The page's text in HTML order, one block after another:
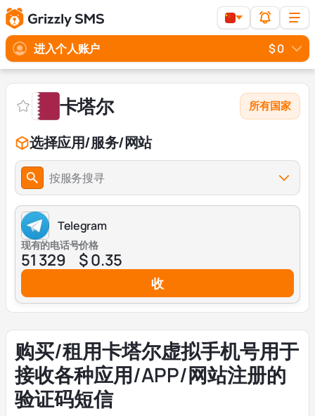
进入个人账户 $ 0
卡塔尔 所有国家
选择应用/服务/网站
按服务搜寻
Telegram
现有的电话号
51 329
价格
$ 0.35
收
购买/租用卡塔尔虚拟手机号用于
接收各种应用/APP/网站注册的
验证码短信